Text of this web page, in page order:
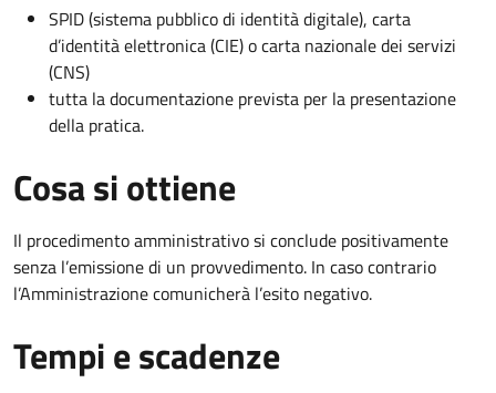
SPID (sistema pubblico di identità digitale), carta
d’identità elettronica (CIE) o carta nazionale dei servizi
(CNS)
tutta la documentazione prevista per la presentazione
della pratica.
Cosa si ottiene
Il procedimento amministrativo si conclude positivamente
senza l’emissione di un provvedimento. In caso contrario
l’Amministrazione comunicherà l’esito negativo.
Tempi e scadenze